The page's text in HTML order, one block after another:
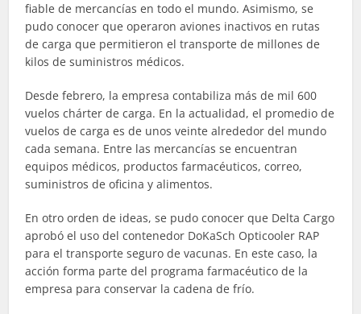
fiable de mercancías en todo el mundo. Asimismo, se
pudo conocer que operaron aviones inactivos en rutas
de carga que permitieron el transporte de millones de
kilos de suministros médicos.
Desde febrero, la empresa contabiliza más de mil 600
vuelos chárter de carga. En la actualidad, el promedio de
vuelos de carga es de unos veinte alrededor del mundo
cada semana. Entre las mercancías se encuentran
equipos médicos, productos farmacéuticos, correo,
suministros de oficina y alimentos.
En otro orden de ideas, se pudo conocer que Delta Cargo
aprobó el uso del contenedor DoKaSch Opticooler RAP
para el transporte seguro de vacunas. En este caso, la
acción forma parte del programa farmacéutico de la
empresa para conservar la cadena de frío.